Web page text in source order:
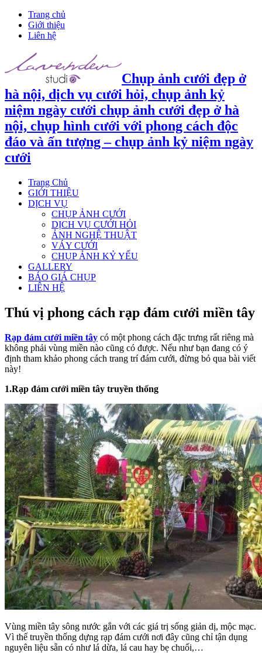
Trang chủ
Giới thiệu
Liên hệ
Chụp ảnh cưới đẹp ở
hà nội, dịch vụ cưới hỏi, chụp ảnh kỷ
niệm ngày cưới chụp ảnh cưới đẹp ở hà
nội, chụp hình cưới với phong cách độc
đáo và ấn tượng – chụp ảnh kỷ niệm ngày
cưới
Trang Chủ
GIỚI THIỆU
DỊCH VỤ
CHỤP ẢNH CƯỚI
DỊCH VỤ CƯỚI HỎI
ẢNH NGHỆ THUẬT
VÁY CƯỚI
CHỤP ẢNH KỶ YẾU
GALLERY
BÁO GIÁ CHỤP
LIÊN HỆ
Thú vị phong cách rạp đám cưới miền tây
Rạp đám cưới miền tây có một phong cách đặc trưng rất riêng mà
không phải vùng miền nào cũng có được. Nếu như bạn đang có ý
định tham khảo phong cách trang trí đám cưới, đừng bỏ qua bài viết
này!
1.Rạp đám cưới miền tây truyền thống
Vùng miền tây sông nước gắn với các giá trị sống giản dị, mộc mạc.
Vì thế truyền thống dựng rạp đám cưới nơi đây cũng chỉ tận dụng
nguyên liệu sẵn có như lá dừa, lá cau hay bẹ chuối,…